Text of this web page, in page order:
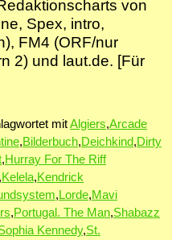
von
Spex, intro,
FM4 (ORF/nur
2) und laut.de. [Für
mitAlgiers,Arcade
,Bilderbuch,Deichkind,Dirty
,Hurray For The Riff
,Kelela,Kendrick
, Lorde,Mavi
,Portugal. The Man,Shabazz
Kennedy,St.